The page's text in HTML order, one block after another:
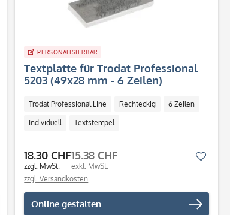
Merken
PERSONALISIERBAR
Textplatte für Trodat Professional
5203 (49x28 mm - 6 Zeilen)
Trodat Professional Line Rechteckig 6 Zeilen
Individuell Textstempel
18.30 CHF
zzgl. MwSt.
15.38 CHF
exkl. MwSt.
zzgl. Versandkosten
Online gestalten